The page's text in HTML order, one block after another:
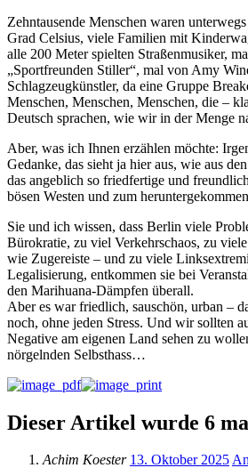
Zehntausende Menschen waren
Grad Celsius, viele Familien mit
alle 200 Meter spielten Straßenmusiker,
„Sportfreunden Stiller“, mal von Amy
Schlagzeugkünstler, da eine Gruppe
Menschen, Menschen, Menschen, die –
Deutsch sprachen, wie wir in der Menge
Aber, was ich Ihnen erzählen möchte:
Gedanke, das sieht ja hier aus, wie aus
das angeblich so friedfertige und
bösen Westen und zum
Sie und ich wissen, dass Berlin viele
Bürokratie, zu viel Verkehrschaos, zu
wie Zugereiste – und zu viele
Legalisierung, entkommen sie bei
den Marihuana-Dämpfen überall.
Aber es war friedlich, sauschön, urban –
noch, ohne jeden Stress. Und wir sollten
Negative am eigenen Land sehen zu
nörgelnden Selbsthass…
Dieser Artikel wurde 6
Achim Koester 13. Oktober 2025